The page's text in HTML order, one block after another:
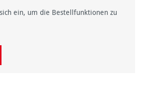
ein, um die Bestellfunktionen zu